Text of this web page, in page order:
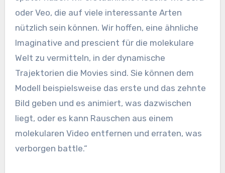
oder Veo, die auf viele interessante Arten
nützlich sein können. Wir hoffen, eine ähnliche
Imaginative and prescient für die molekulare
Welt zu vermitteln, in der dynamische
Trajektorien die Movies sind. Sie können dem
Modell beispielsweise das erste und das zehnte
Bild geben und es animiert, was dazwischen
liegt, oder es kann Rauschen aus einem
molekularen Video entfernen und erraten, was
verborgen battle.“